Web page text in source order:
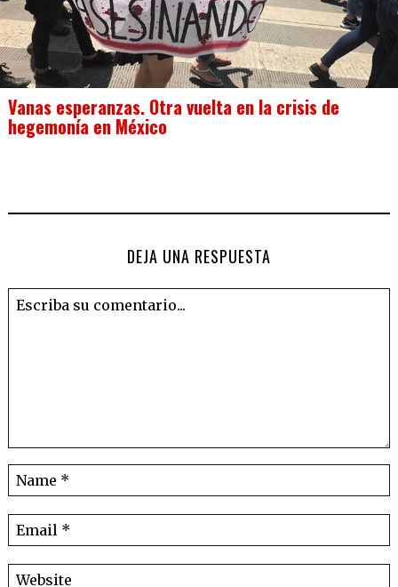
Vanas esperanzas. Otra vuelta en la crisis de
hegemonía en México
DEJA UNA RESPUESTA